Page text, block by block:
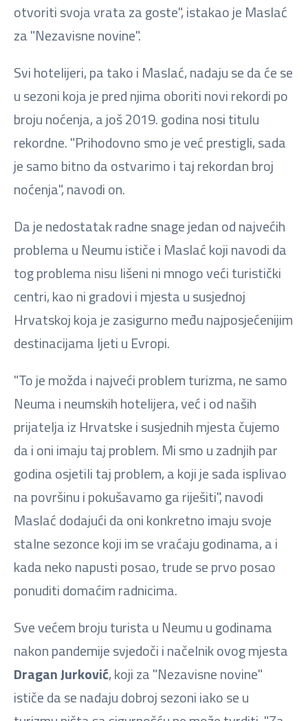
otvoriti svoja vrata za goste", istakao je Maslać
za "Nezavisne novine".
Svi hotelijeri, pa tako i Maslać, nadaju se da će se
u sezoni koja je pred njima oboriti novi rekordi po
broju noćenja, a još 2019. godina nosi titulu
rekordne. "Prihodovno smo je već prestigli, sada
je samo bitno da ostvarimo i taj rekordan broj
noćenja", navodi on.
Da je nedostatak radne snage jedan od najvećih
problema u Neumu ističe i Maslać koji navodi da
tog problema nisu lišeni ni mnogo veći turistički
centri, kao ni gradovi i mjesta u susjednoj
Hrvatskoj koja je zasigurno među najposjećenijim
destinacijama ljeti u Evropi.
"To je možda i najveći problem turizma, ne samo
Neuma i neumskih hotelijera, već i od naših
prijatelja iz Hrvatske i susjednih mjesta čujemo
da i oni imaju taj problem. Mi smo u zadnjih par
godina osjetili taj problem, a koji je sada isplivao
na površinu i pokušavamo ga riješiti", navodi
Maslać dodajući da oni konkretno imaju svoje
stalne sezonce koji im se vraćaju godinama, a i
kada neko napusti posao, trude se prvo posao
ponuditi domaćim radnicima.
Sve većem broju turista u Neumu u godinama
nakon pandemije svjedoči i načelnik ovog mjesta
Dragan Jurković, koji za "Nezavisne novine"
ističe da se nadaju dobroj sezoni iako se u